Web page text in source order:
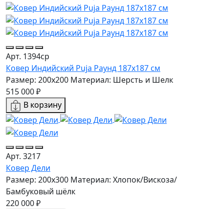
Арт. 1394ср
Ковер Индийский Puja Раунд 187x187 см
Размер: 200x200 Материал: Шерсть и Шелк
515 000 ₽
В корзину
Арт. 3217
Ковер Дели
Размер: 200х300 Материал: Хлопок/Вискоза/
Бамбуковый шёлк
220 000 ₽